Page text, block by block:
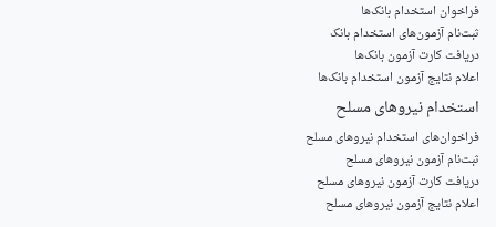
فراخوان استخدام بانک‌ها
‌ثبت‌نام آزمون‌های استخدام بانک
دریافت کارت آزمون بانک‌ها
اعلام نتایج آزمون استخدام بانک‌ها
استخدام‌ نیروهای مسلح
‌فراخوان‌های استخدام‌ نیروهای مسلح
ثبت‌نام آزمون نیروهای مسلح
دریافت کارت آزمون نیروهای مسلح
اعلام نتایج آزمون نیروهای مسلح